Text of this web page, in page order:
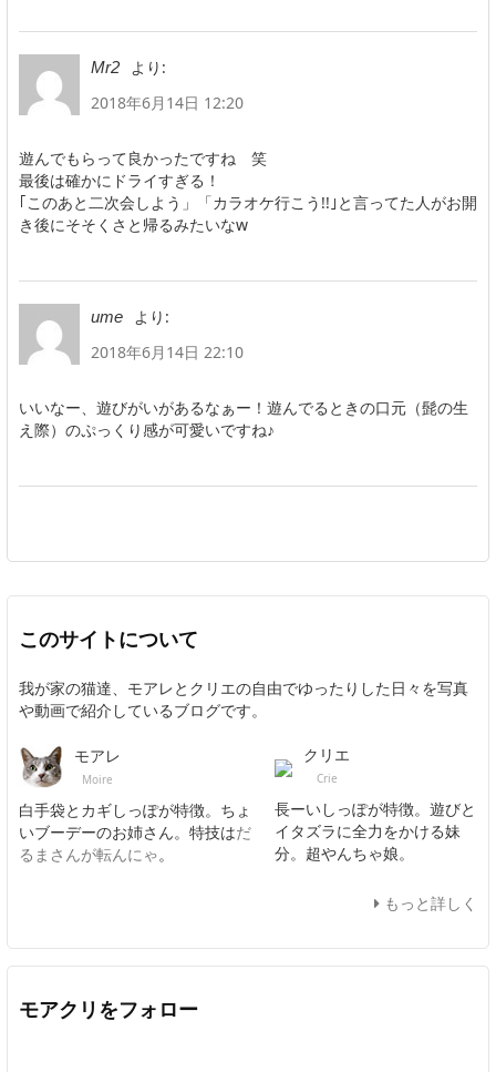
Mr2
より:
2018年6月14日 12:20
遊んでもらって良かったですね 笑
最後は確かにドライすぎる！
｢このあと二次会しよう」「カラオケ行こう!!｣と言ってた人がお開
き後にそそくさと帰るみたいなw
ume
より:
2018年6月14日 22:10
いいなー、遊びがいがあるなぁー！遊んでるときの口元（髭の生
え際）のぷっくり感が可愛いですね♪
このサイトについて
我が家の猫達、モアレとクリエの自由でゆったりした日々を写真
や動画で紹介しているブログです。
モアレ
Moire
白手袋とカギしっぽが特徴。ちょ
いブーデーのお姉さん。特技はだ
るまさんが転んにゃ。
クリエ
Crie
長ーいしっぽが特徴。遊びと
イタズラに全力をかける妹
分。超やんちゃ娘。
もっと詳しく
モアクリをフォロー